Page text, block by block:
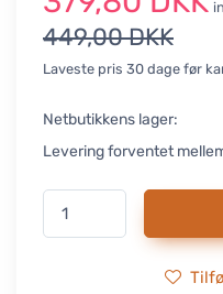
449,00 DKK
Laveste pris 30 dage før
Netbutikkens lager:
Levering forventet